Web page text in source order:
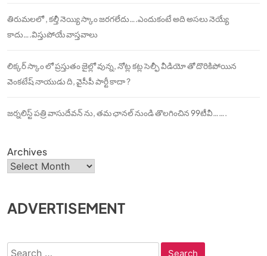
తిరుమలలో , కల్తీ నెయ్యి స్కాం జరగలేదు….ఎందుకంటే అది అసలు నెయ్యే
కాదు….విస్తుపోయే వాస్తవాలు
లిక్కర్ స్కాం లో ప్రస్తుతం జైల్లో వున్న, నోట్ల కట్ల సెల్ఫీ వీడియో తో దొరికిపోయిన
వెంకటేష్ నాయుడు ది, వైసీపీ పార్టీ కాదా ?
జర్నలిస్ట్ పత్రి వాసుదేవన్ ను, తమ ఛానల్ నుండి తొలగించిన 99టీవీ…….
Archives
ADVERTISEMENT
Search